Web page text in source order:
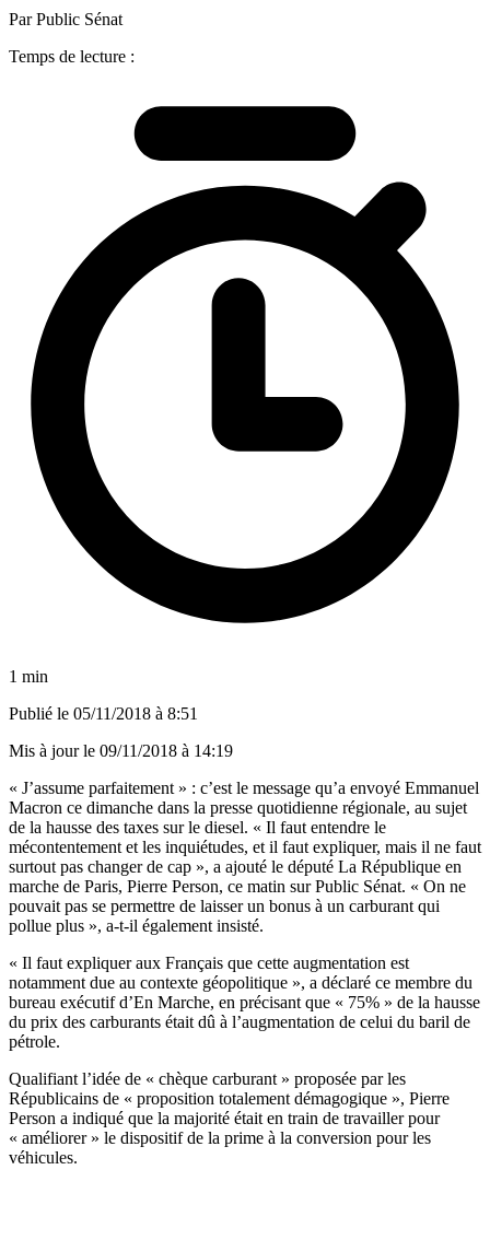
Par Public Sénat
Temps de lecture :
1 min
Publié le 05/11/2018 à 8:51
Mis à jour le 09/11/2018 à 14:19
« J’assume parfaitement » : c’est le message qu’a envoyé Emmanuel
Macron ce dimanche dans la presse quotidienne régionale, au sujet
de la hausse des taxes sur le diesel. « Il faut entendre le
mécontentement et les inquiétudes, et il faut expliquer, mais il ne faut
surtout pas changer de cap », a ajouté le député La République en
marche de Paris, Pierre Person, ce matin sur Public Sénat. « On ne
pouvait pas se permettre de laisser un bonus à un carburant qui
pollue plus », a-t-il également insisté.
« Il faut expliquer aux Français que cette augmentation est
notamment due au contexte géopolitique », a déclaré ce membre du
bureau exécutif d’En Marche, en précisant que « 75% » de la hausse
du prix des carburants était dû à l’augmentation de celui du baril de
pétrole.
Qualifiant l’idée de « chèque carburant » proposée par les
Républicains de « proposition totalement démagogique », Pierre
Person a indiqué que la majorité était en train de travailler pour
« améliorer » le dispositif de la prime à la conversion pour les
véhicules.